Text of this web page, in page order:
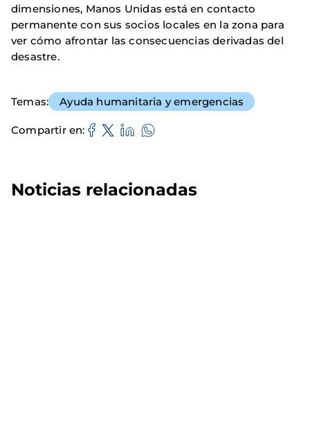
dimensiones, Manos Unidas está en contacto
permanente con sus socios locales en la zona para
ver cómo afrontar las consecuencias derivadas del
desastre.
Temas Ayuda humanitaria y emergencias
Compartir en
Noticias relacionadas